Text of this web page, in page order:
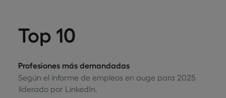
Top 10
Profesiones más demandadas
Según el informe de empleos en auge para 2025
liderado por LinkedIn.